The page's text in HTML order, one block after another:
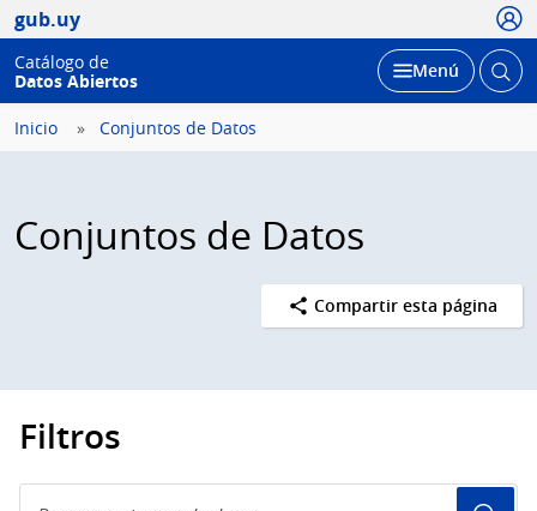
gub.uy
Catálogo de
Datos Abiertos
Desplegar
Menú Abrir
Inicio Conjuntos de Datos
Conjuntos de Datos
Compartir esta página
Filtros